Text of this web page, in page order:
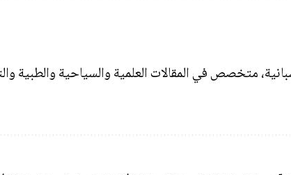
متخصص في المقالات العلمية والسياحية والطبية